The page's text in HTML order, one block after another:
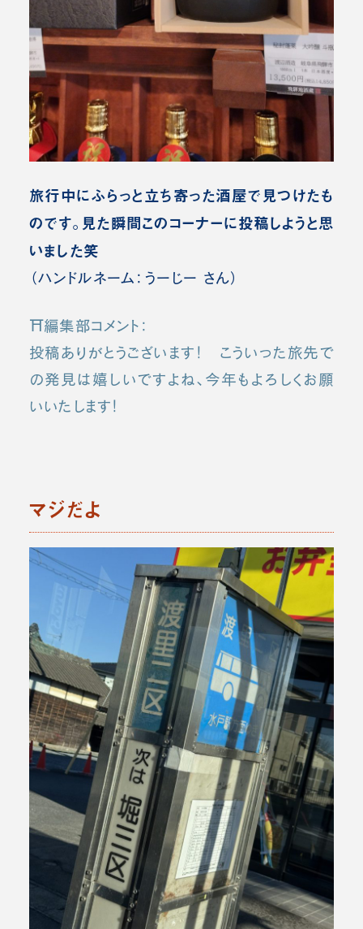
旅行中にふらっと立ち寄った酒屋で見つけたも
のです。見た瞬間このコーナーに投稿しようと思
いました笑
（ハンドルネーム：うーじー さん）
⛩️編集部コメント：
投稿ありがとうございます！ こういった旅先で
の発見は嬉しいですよね、今年もよろしくお願
いいたします！
マジだよ